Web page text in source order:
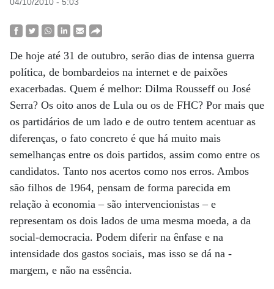
De hoje até 31 de outubro, serão dias de intensa guerra
política, de bombardeios na internet e de paixões
exacerbadas. Quem é melhor: Dilma Rousseff ou José
Serra? Os oito anos de Lula ou os de FHC? Por mais que
os partidários de um lado e de outro tentem acentuar as
diferenças, o fato concreto é que há muito mais
semelhanças entre os dois partidos, assim como entre os
candidatos. Tanto nos acertos como nos erros. Ambos
são filhos de 1964, pensam de forma parecida em
relação à economia – são intervencionistas – e
representam os dois lados de uma mesma moeda, a da
social-democracia. Podem diferir na ênfase e na
intensidade dos gastos sociais, mas isso se dá na ­
margem, e não na essência.